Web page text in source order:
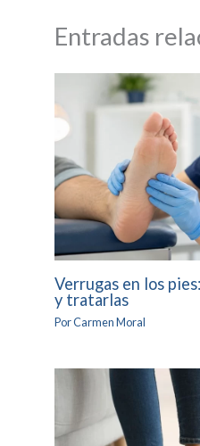
Entradas
Verrugas en los
y tratarlas
PorCarmen Moral